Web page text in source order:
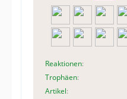
Reaktionen
Trophäen
Artikel